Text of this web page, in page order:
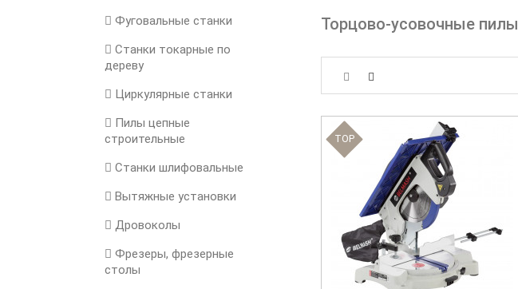
Фуговальные станки
Станки токарные по
дереву
Циркулярные станки
Пилы цепные
строительные
Станки шлифовальные
Вытяжные установки
Дровоколы
Фрезеры, фрезерные
столы
Торцово-усовочные пилы
TOP